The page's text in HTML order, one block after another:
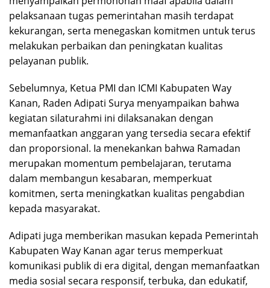
pelaksanaan tugas pemerintahan masih terdapat
kekurangan, serta menegaskan komitmen untuk terus
melakukan perbaikan dan peningkatan kualitas
pelayanan publik.
Sebelumnya, Ketua PMI dan ICMI Kabupaten Way
Kanan, Raden Adipati Surya menyampaikan bahwa
kegiatan silaturahmi ini dilaksanakan dengan
memanfaatkan anggaran yang tersedia secara efektif
dan proporsional. Ia menekankan bahwa Ramadan
merupakan momentum pembelajaran, terutama
dalam membangun kesabaran, memperkuat
komitmen, serta meningkatkan kualitas pengabdian
kepada masyarakat.
Adipati juga memberikan masukan kepada Pemerintah
Kabupaten Way Kanan agar terus memperkuat
komunikasi publik di era digital, dengan memanfaatkan
media sosial secara responsif, terbuka, dan edukatif,